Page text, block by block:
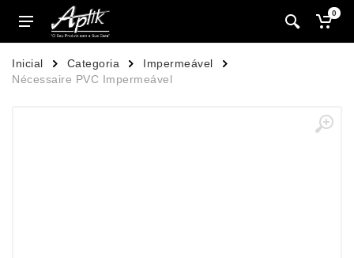
0
Inicial Categoria
Impermeável
Nécessaire PVC Impermeável